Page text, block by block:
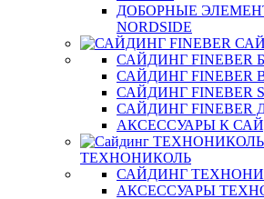
ДОБОРНЫЕ
NORDSIDE
САЙДИНГ FINEBER
САЙДИНГ FINEBER
САЙДИНГ FINEBER
САЙДИНГ FINEBER
АКСЕССУАРЫ К
ТЕХНОНИКОЛЬ
САЙДИНГ
АКСЕССУАРЫ